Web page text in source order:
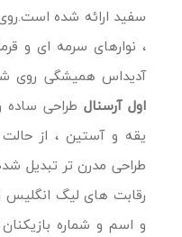
سفید ارائه شده
، نوارهای سرمه ای و
آدیداس همیشگی روی
اول آرسنال طراحی
یقه و آستین ، از
طراحی مدرن تر تبدیل
رقابت های لیگ انگلیس
و اسم و شماره